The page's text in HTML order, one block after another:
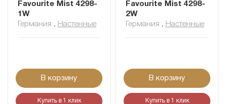
Favourite Mist 4298-
1W
Германия , Настенные
В корзину
Купить в 1 клик
Favourite Mist 4298-
2W
Германия , Настенные
В корзину
Купить в 1 клик